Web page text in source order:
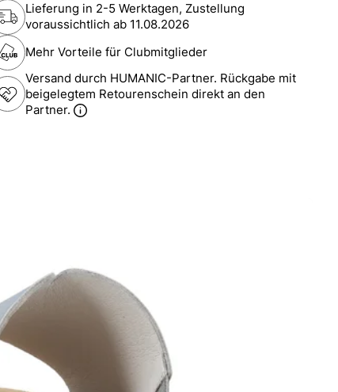
Lieferung in 2-5 Werktagen, Zustellung
voraussichtlich ab 11.08.2026
Mehr Vorteile für Clubmitglieder
Versand durch HUMANIC-Partner. Rückgabe mit
beigelegtem Retourenschein direkt an den
Partner.